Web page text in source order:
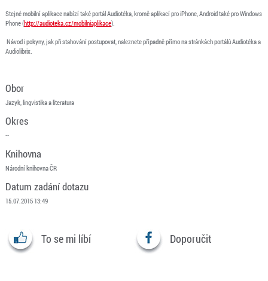
Stejné mobilní aplikace nabízí také portál Audiotéka, kromě aplikací pro iPhone, Android také pro Windows
Phone (http://audioteka.cz/mobilniaplikace).
Návod i pokyny, jak při stahování postupovat, naleznete případně přímo na stránkách portálů Audiotéka a
Audiolibrix.
Obor
Jazyk, lingvistika a literatura
Okres
--
Knihovna
Národní knihovna ČR
Datum zadání dotazu
15.07.2015 13:49
To se mi líbí Doporučit